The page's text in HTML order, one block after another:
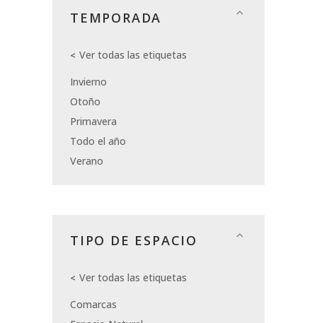
TEMPORADA
Ver todas las etiquetas
Invierno
Otoño
Primavera
Todo el año
Verano
TIPO DE ESPACIO
Ver todas las etiquetas
Comarcas